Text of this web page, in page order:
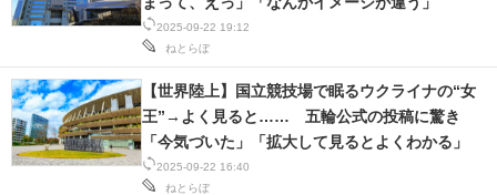
2025-09-22 19:12
ねとらぼ
2025-09-22 16:40
ねとらぼ
【世界陸上】国立競技場で眠るウクライナの“女
王”→よく見ると…… 五輪公式の投稿に驚き
「今気づいた」「拡大して見るとよくわかる」